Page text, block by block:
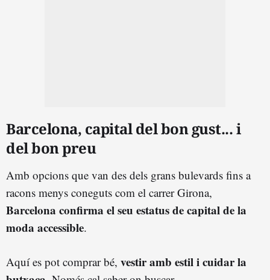
Barcelona, capital del bon gust... i
del bon preu
Amb opcions que van des dels grans bulevards fins a
racons menys coneguts com el carrer Girona,
Barcelona confirma el seu estatus de capital de la
moda accessible.
Aquí es pot comprar bé, vestir amb estil i cuidar la